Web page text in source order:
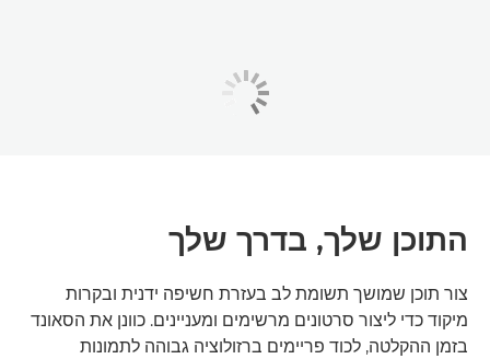
התוכן שלך, בדרך שלך
צור תוכן שמושך תשומת לב בעזרת חשיפה ידנית ובקרות
מיקוד כדי ליצור סרטונים מרשימים ומעניינים. כוונן את הסאונד
בזמן ההקלטה, לכוד פריימים ברזולוציה גבוהה לתמונות